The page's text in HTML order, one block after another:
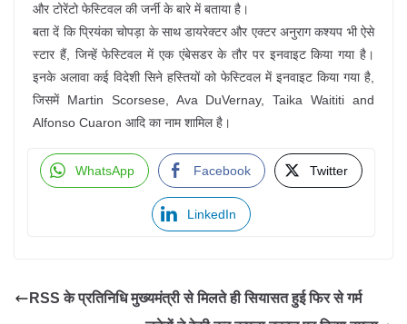
और टोरेंटो फेस्टिवल की जर्नी के बारे में बताया है।
बता दें कि प्रियंका चोपड़ा के साथ डायरेक्टर और एक्टर अनुराग कश्यप भी ऐसे
स्टार हैं, जिन्हें फेस्टिवल में एक एंबेसडर के तौर पर इनवाइट किया गया है।
इनके अलावा कई विदेशी सिने हस्तियों को फेस्टिवल में इनवाइट किया गया है,
जिसमें Martin Scorsese, Ava DuVernay, Taika Waititi and
Alfonso Cuaron आदि का नाम शामिल है।
WhatsApp Facebook Twitter
LinkedIn
RSS के प्रतिनिधि मुख्यमंत्री से मिलते ही सियासत हुई फिर से गर्म